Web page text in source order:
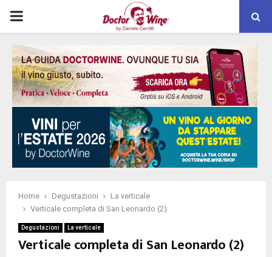
PRIMARY
MENU
Home Degustazioni
La verticale
Verticale completa di San Leonardo (2)
Degustazioni La verticale
Verticale completa di San Leonardo (2)